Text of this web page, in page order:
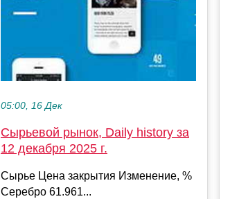
05:00, 16 Дек
Сырьевой рынок, Daily history за
12 декабря 2025 г.
Сырье Цена закрытия Изменение, %
Серебро 61.961...